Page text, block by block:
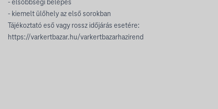
- elsőbbségi belépés
- kiemelt ülőhely az első sorokban
Tájékoztató eső vagy rossz időjárás esetére:
https://varkertbazar.hu/varkertbazarhazirend